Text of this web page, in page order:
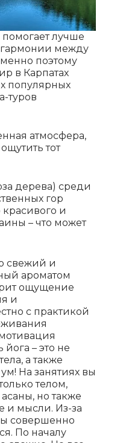
лучше
гармонии между
поэтому
в Карпатах
популярных
туров
атмосфера,
тот
дерева) среди
гор
красивого и
– что может
свежий и
ароматом
ощущение
и
с практикой
йога – это не
а также
На занятиях вы
телом,
но также
и мысли. Из-за
совершенно
По началу